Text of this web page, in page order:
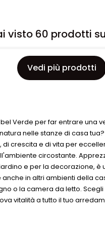
visto 60 prodotti
Vedi più prodotti
bel Verde per far entrare una
nelle stanze di casa
di crescita e di vita per
circostante.
e per la decorazione, è
anche in altri ambienti della
o la camera da letto.
vitalità a tutto il tuo